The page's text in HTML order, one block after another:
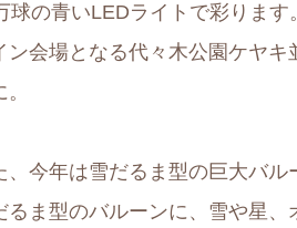
球の青いLEDライトで彩ります。
ン会場となる代々木公園ケヤ
、今年は雪だるま型の巨大バル
るま型のバルーンに、雪や星